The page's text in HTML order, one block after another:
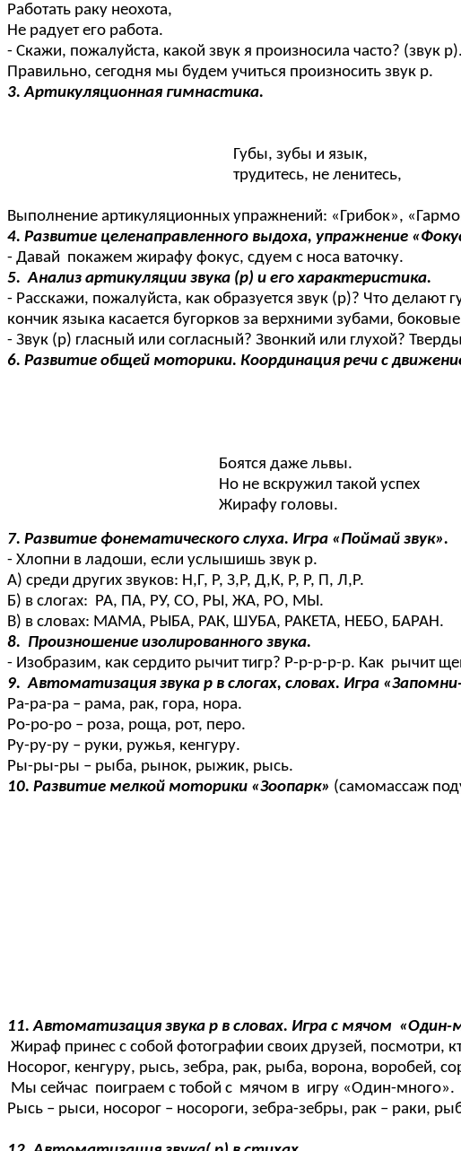
Работать раку неохота,
Не радует его работа.
- Скажи, пожалуйста, какой звук я произносила часто? (звук р).
Правильно, сегодня мы будем учиться произносить звук р.
3. Артикуляционная гимнастика.
Губы, зубы и язык,
трудитесь, не ленитесь,
Выполнение артикуляционных упражнений: «Грибок»,
4. Развитие целенаправленного выдоха, упражнение
- Давай покажем жирафу фокус, сдуем с носа ваточку.
5. Анализ артикуляции звука (р) и его характеристика.
- Расскажи, пожалуйста, как образуется звук (р)? Что
кончик языка касается бугорков за верхними зубами,
- Звук (р) гласный или согласный? Звонкий или глухой?
6. Развитие общей моторики. Координация речи с
Боятся даже львы.
Но не вскружил такой успех
Жирафу головы.
7. Развитие фонематического слуха. Игра «Поймай звук».
- Хлопни в ладоши, если услышишь звук р.
А) среди других звуков: Н,Г, Р, З,Р, Д,К, Р, Р, П, Л,Р.
Б) в слогах: РА, ПА, РУ, СО, РЫ, ЖА, РО, МЫ.
В) в словах: МАМА, РЫБА, РАК, ШУБА, РАКЕТА, НЕБО, БАРАН.
8. Произношение изолированного звука.
- Изобразим, как сердито рычит тигр? Р-р-р-р-р. Как рычит
9. Автоматизация звука р в слогах, словах. Игра
Ра-ра-ра – рама, рак, гора, нора.
Ро-ро-ро – роза, роща, рот, перо.
Ру-ру-ру – руки, ружья, кенгуру.
Ры-ры-ры – рыба, рынок, рыжик, рысь.
10. Развитие мелкой моторики «Зоопарк» (самомассаж
11. Автоматизация звука р в словах. Игра с мячом «Один-
Жираф принес с собой фотографии своих друзей, посмотри,
Носорог, кенгуру, рысь, зебра, рак, рыба, ворона, воробей,
Мы сейчас поиграем с тобой с мячом в игру «Один-много».
Рысь – рыси, носорог – носороги, зебра-зебры, рак – раки,